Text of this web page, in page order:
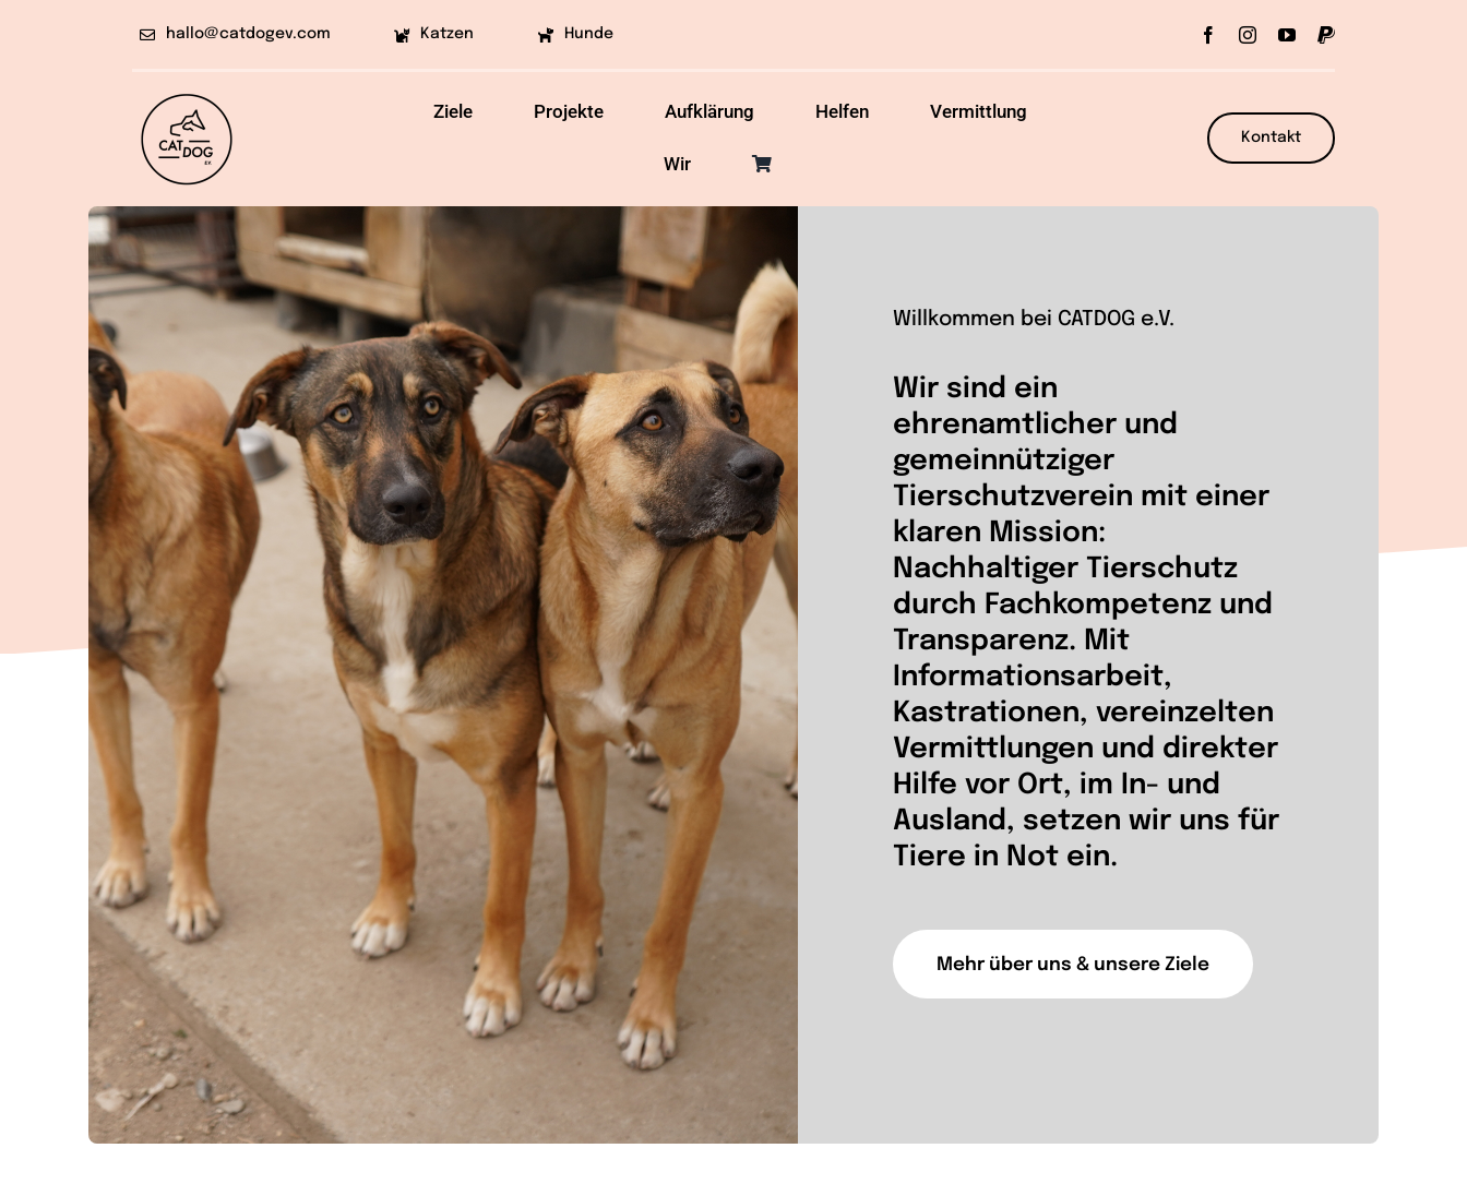
hallo@catdogev.com Katzen Hunde
Ziele Projekte Aufklärung Helfen Vermittlung
Wir
Kontakt
Willkommen bei CATDOG e.V.
Wir sind ein
ehrenamtlicher und
gemeinnütziger
Tierschutzverein mit einer
klaren Mission:
Nachhaltiger Tierschutz
durch Fachkompetenz und
Transparenz. Mit
Informationsarbeit,
Kastrationen, vereinzelten
Vermittlungen und direkter
Hilfe vor Ort, im In- und
Ausland, setzen wir uns für
Tiere in Not ein.
Mehr über uns & unsere Ziele